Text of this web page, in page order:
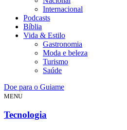
Internacional
Podcasts
Bíblia
Vida & Estilo
Gastronomia
Moda e beleza
Turismo
Saúde
Doe para o Guiame
MENU
Tecnologia